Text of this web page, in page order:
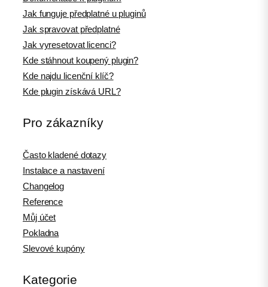
Jak funguje předplatné u pluginů
Jak spravovat předplatné
Jak vyresetovat licenci?
Kde stáhnout koupený plugin?
Kde najdu licenční klíč?
Kde plugin získává URL?
Pro zákazníky
Často kladené dotazy
Instalace a nastavení
Changelog
Reference
Můj účet
Pokladna
Slevové kupóny
Kategorie